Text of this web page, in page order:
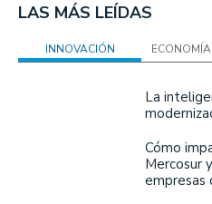
LAS MÁS LEÍDAS
INNOVACIÓN
La
Cómo
Mercosur
empresas